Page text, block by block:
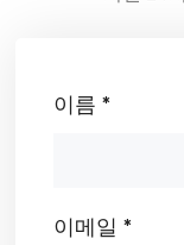
는 섬유 방향과
높은 강도를 달
BASALT 섬유
이름 *
이메일 *